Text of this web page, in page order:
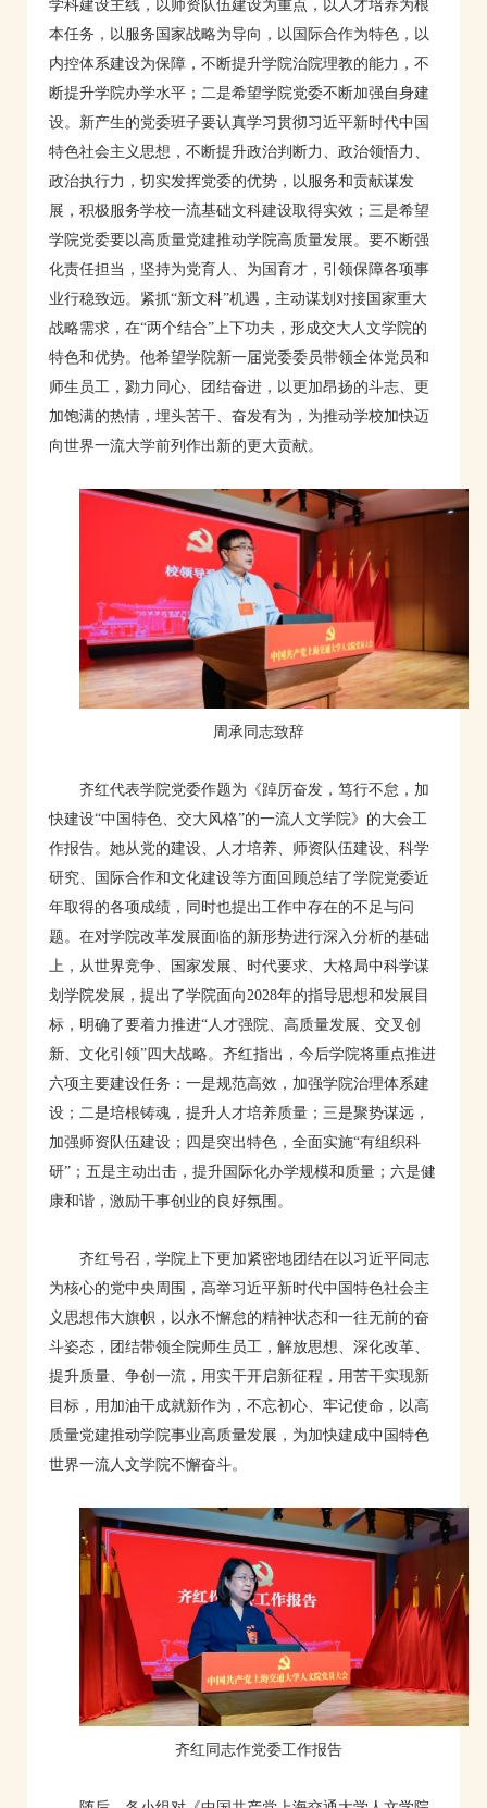
学科建设主线，以师资队伍建设为重点，以人才培养为根
本任务，以服务国家战略为导向，以国际合作为特色，以
内控体系建设为保障，不断提升学院治院理教的能力，不
断提升学院办学水平；二是希望学院党委不断加强自身建
设。新产生的党委班子要认真学习贯彻习近平新时代中国
特色社会主义思想，不断提升政治判断力、政治领悟力、
政治执行力，切实发挥党委的优势，以服务和贡献谋发
展，积极服务学校一流基础文科建设取得实效；三是希望
学院党委要以高质量党建推动学院高质量发展。要不断强
化责任担当，坚持为党育人、为国育才，引领保障各项事
业行稳致远。紧抓“新文科”机遇，主动谋划对接国家重大
战略需求，在“两个结合”上下功夫，形成交大人文学院的
特色和优势。他希望学院新一届党委委员带领全体党员和
师生员工，勠力同心、团结奋进，以更加昂扬的斗志、更
加饱满的热情，埋头苦干、奋发有为，为推动学校加快迈
向世界一流大学前列作出新的更大贡献。
周承同志致辞
齐红代表学院党委作题为《踔厉奋发，笃行不怠，加
快建设“中国特色、交大风格”的一流人文学院》的大会工
作报告。她从党的建设、人才培养、师资队伍建设、科学
研究、国际合作和文化建设等方面回顾总结了学院党委近
年取得的各项成绩，同时也提出工作中存在的不足与问
题。在对学院改革发展面临的新形势进行深入分析的基础
上，从世界竞争、国家发展、时代要求、大格局中科学谋
划学院发展，提出了学院面向2028年的指导思想和发展目
标，明确了要着力推进“人才强院、高质量发展、交叉创
新、文化引领”四大战略。齐红指出，今后学院将重点推进
六项主要建设任务：一是规范高效，加强学院治理体系建
设；二是培根铸魂，提升人才培养质量；三是聚势谋远，
加强师资队伍建设；四是突出特色，全面实施“有组织科
研”；五是主动出击，提升国际化办学规模和质量；六是健
康和谐，激励干事创业的良好氛围。
齐红号召，学院上下更加紧密地团结在以习近平同志
为核心的党中央周围，高举习近平新时代中国特色社会主
义思想伟大旗帜，以永不懈怠的精神状态和一往无前的奋
斗姿态，团结带领全院师生员工，解放思想、深化改革、
提升质量、争创一流，用实干开启新征程，用苦干实现新
目标，用加油干成就新作为，不忘初心、牢记使命，以高
质量党建推动学院事业高质量发展，为加快建成中国特色
世界一流人文学院不懈奋斗。
齐红同志作党委工作报告